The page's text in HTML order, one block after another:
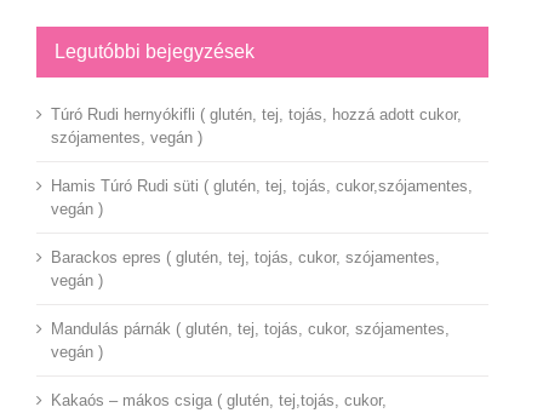
Legutóbbi bejegyzések
Túró Rudi hernyókifli ( glutén, tej, tojás, hozzá adott cukor,
szójamentes, vegán )
Hamis Túró Rudi süti ( glutén, tej, tojás, cukor,szójamentes,
vegán )
Barackos epres ( glutén, tej, tojás, cukor, szójamentes,
vegán )
Mandulás párnák ( glutén, tej, tojás, cukor, szójamentes,
vegán )
Kakaós – mákos csiga ( glutén, tej,tojás, cukor,